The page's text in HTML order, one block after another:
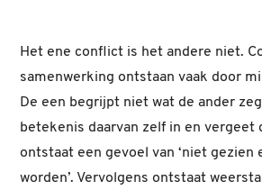
Het ene conflict is het andere niet.
samenwerking ontstaan vaak door
De een begrijpt niet wat de ander
betekenis daarvan zelf in en vergeet
ontstaat een gevoel van ‘niet gezien
worden’. Vervolgens ontstaat